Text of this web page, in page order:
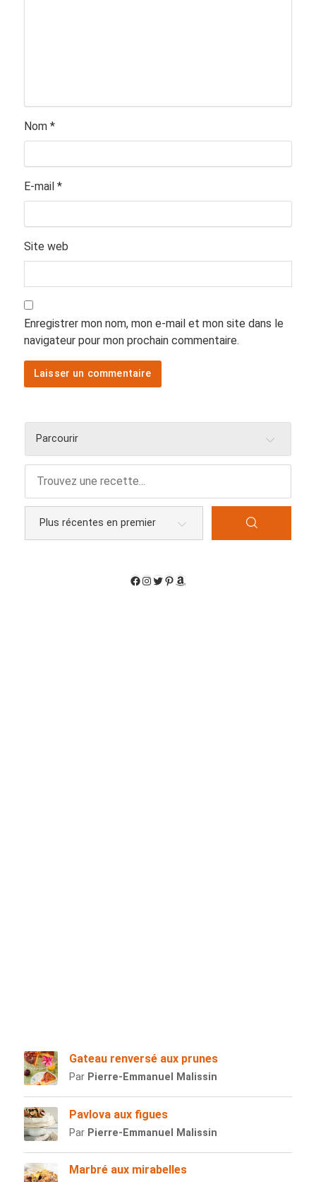
Nom *
E-mail *
Site web
Enregistrer mon nom, mon e-mail et mon site dans le
navigateur pour mon prochain commentaire.
Parcourir
Gateau renversé aux prunes
Par Pierre-Emmanuel Malissin
Pavlova aux figues
Par Pierre-Emmanuel Malissin
Marbré aux mirabelles